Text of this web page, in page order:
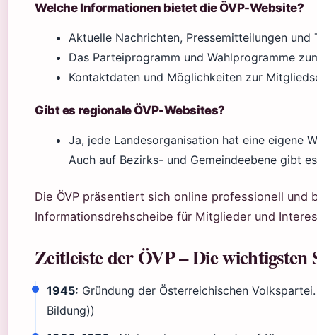
Welche Informationen bietet die ÖVP-Website?
Aktuelle Nachrichten, Pressemitteilungen
Das Parteiprogramm und Wahlprogramme
Kontaktdaten und Möglichkeiten zur
Gibt es regionale ÖVP-Websites?
Ja, jede Landesorganisation hat eine eigene
Auch auf Bezirks- und Gemeindeebene gibt
Die ÖVP präsentiert sich online professionell und
Informationsdrehscheibe für Mitglieder und
Zeitleiste der ÖVP – Die wichtigsten
1945: Gründung der Österreichischen
Bildung))